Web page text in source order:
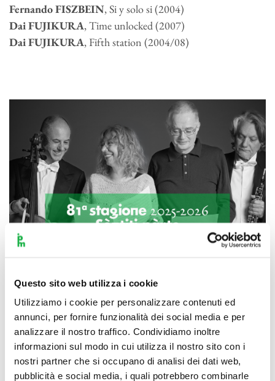
Questo sito web utilizza i cookie
Utilizziamo i cookie per personalizzare contenuti ed
annunci, per fornire funzionalità dei social media e per
analizzare il nostro traffico. Condividiamo inoltre
informazioni sul modo in cui utilizza il nostro sito con i
nostri partner che si occupano di analisi dei dati web,
pubblicità e social media, i quali potrebbero combinarle
Fernando FISZBEIN, Si y solo si (2004)
Dai FUJIKURA, Time unlocked (2007)
Dai FUJIKURA, Fifth station (2004/08)
Scopri di più